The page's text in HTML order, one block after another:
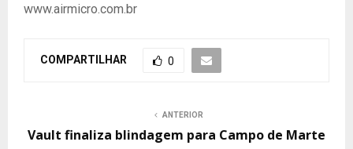
www.airmicro.com.br
COMPARTILHAR 0
ANTERIOR
Vault finaliza blindagem para Campo de Marte